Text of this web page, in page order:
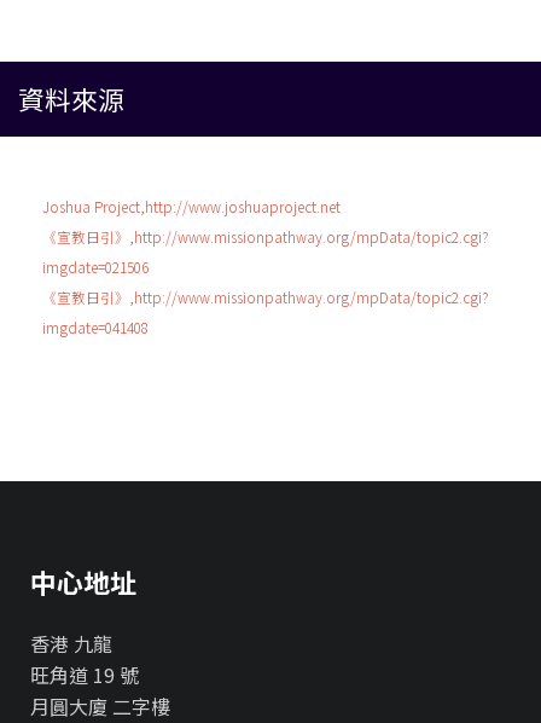
資料來源
Joshua Project,http://www.joshuaproject.net
《宣教日引》,http://www.missionpathway.org/mpData/topic2.cgi?
imgdate=021506
《宣教日引》,http://www.missionpathway.org/mpData/topic2.cgi?
imgdate=041408
中心地址
香港 九龍
旺角道 19 號
月圓大廈 二字樓